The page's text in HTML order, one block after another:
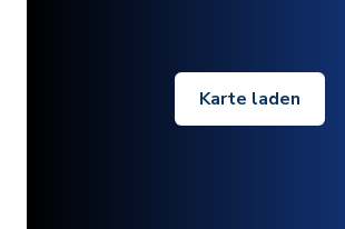
Karte laden